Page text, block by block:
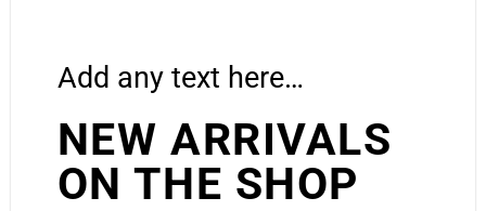
Add any text here…
NEW ARRIVALS
ON THE SHOP